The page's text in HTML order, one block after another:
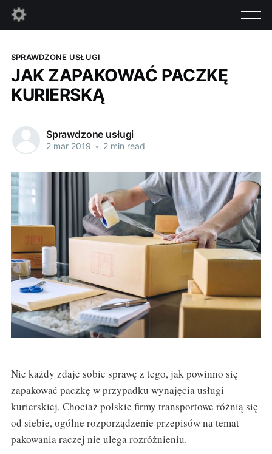
SPRAWDZONE USŁUGI
JAK ZAPAKOWAĆ PACZKĘ
KURIERSKĄ
Sprawdzone usługi
2 mar 2019 • 2 min read
Nie każdy zdaje sobie sprawę z tego, jak powinno się
zapakować paczkę w przypadku wynajęcia usługi
kurierskiej. Chociaż polskie firmy transportowe różnią się
od siebie, ogólne rozporządzenie przepisów na temat
pakowania raczej nie ulega rozróżnieniu.